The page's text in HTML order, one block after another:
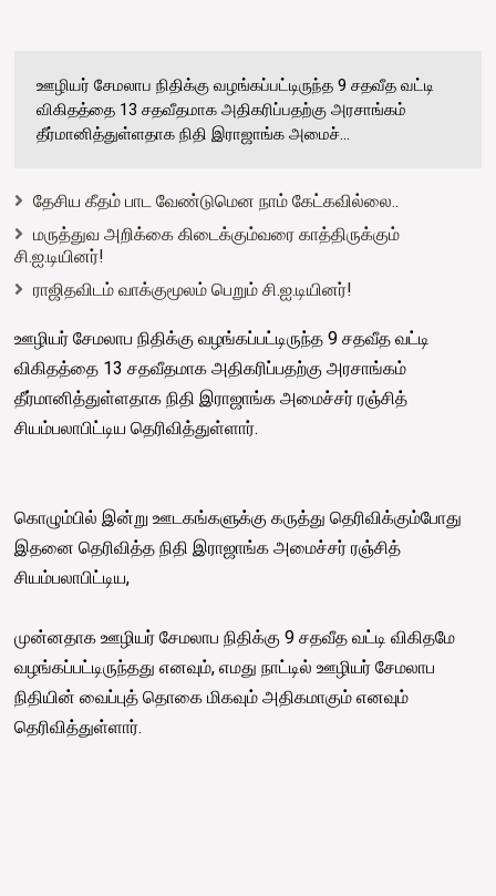
ஊழியர் சேமலாப நிதிக்கு வழங்கப்பட்டிருந்த 9 சதவீத வட்டி
விகிதத்தை 13 சதவீதமாக அதிகரிப்பதற்கு அரசாங்கம்
தீர்மானித்துள்ளதாக நிதி இராஜாங்க அமைச்...
தேசிய கீதம் பாட வேண்டுமென நாம் கேட்கவில்லை..
மருத்துவ அறிக்கை கிடைக்கும்வரை காத்திருக்கும்
சி.ஐ.டியினர்!
ராஜிதவிடம் வாக்குமூலம் பெறும் சி.ஐ.டியினர்!
ஊழியர் சேமலாப நிதிக்கு வழங்கப்பட்டிருந்த 9 சதவீத வட்டி
விகிதத்தை 13 சதவீதமாக அதிகரிப்பதற்கு அரசாங்கம்
தீர்மானித்துள்ளதாக நிதி இராஜாங்க அமைச்சர் ரஞ்சித்
சியம்பலாபிட்டிய தெரிவித்துள்ளார்.
கொழும்பில் இன்று ஊடகங்களுக்கு கருத்து தெரிவிக்கும்போது
இதனை தெரிவித்த நிதி இராஜாங்க அமைச்சர் ரஞ்சித்
சியம்பலாபிட்டிய,
முன்னதாக ஊழியர் சேமலாப நிதிக்கு 9 சதவீத வட்டி விகிதமே
வழங்கப்பட்டிருந்தது எனவும், எமது நாட்டில் ஊழியர் சேமலாப
நிதியின் வைப்புத் தொகை மிகவும் அதிகமாகும் எனவும்
தெரிவித்துள்ளார்.